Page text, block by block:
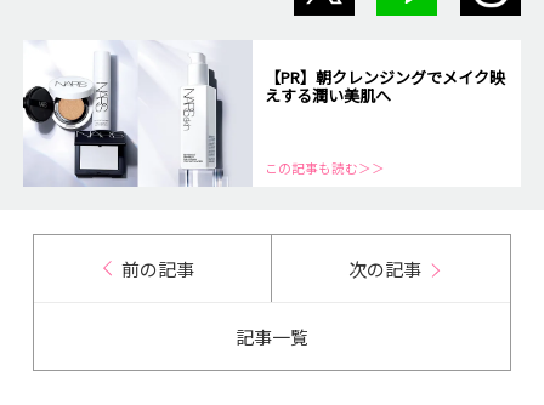
【PR】朝クレンジングでメイク映
えする潤い美肌へ
この記事も読む＞＞
前の記事 次の記事
記事一覧